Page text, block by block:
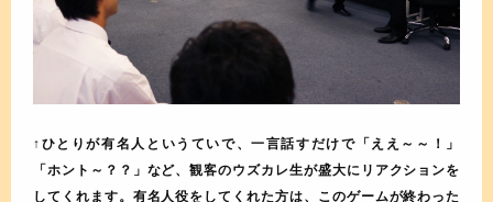
↑ひとりが有名人というていで、一言話すだけで「ええ～～！」
「ホント～？？」など、観客のウズカレ生が盛大にリアクションを
してくれます。有名人役をしてくれた方は、このゲームが終わった